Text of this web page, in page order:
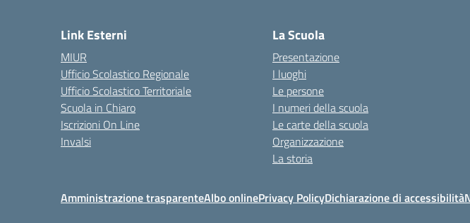
Link Esterni
MIUR
Ufficio Scolastico Regionale
Ufficio Scolastico Territoriale
Scuola in Chiaro
Iscrizioni On Line
Invalsi
La Scuola
Presentazione
I luoghi
Le persone
I numeri della scuola
Le carte della scuola
Organizzazione
La storia
Amministrazione trasparenteAlbo onlinePrivacy PolicyDichiarazione di accessibilità